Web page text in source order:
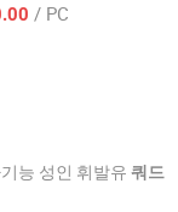
/ PC
능 성인 휘발유 쿼드